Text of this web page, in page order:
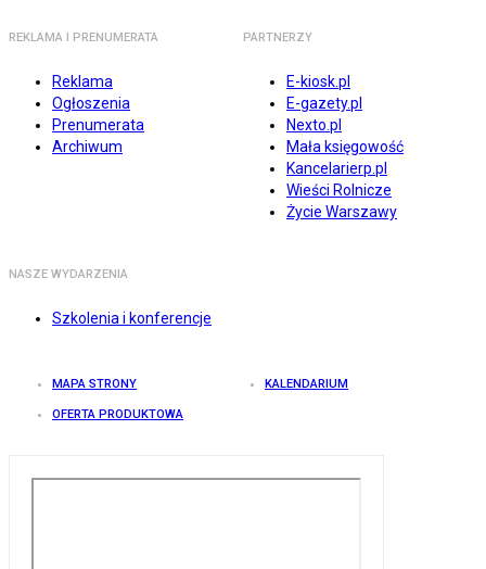
REKLAMA I PRENUMERATA
Reklama
Ogłoszenia
Prenumerata
Archiwum
PARTNERZY
E-kiosk.pl
E-gazety.pl
Nexto.pl
Mała księgowość
Kancelarierp.pl
Wieści Rolnicze
Życie Warszawy
NASZE WYDARZENIA
Szkolenia i konferencje
MAPA STRONY KALENDARIUM
OFERTA PRODUKTOWA